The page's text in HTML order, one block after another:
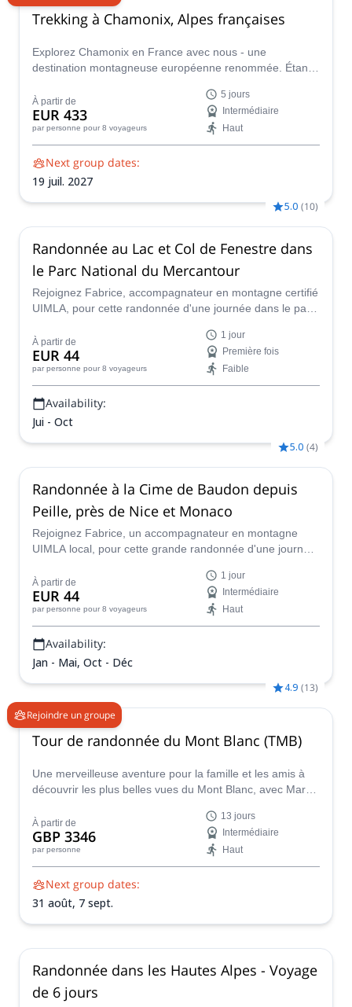
Trekking à Chamonix, Alpes françaises
Explorez Chamonix en France avec nous - une
destination montagneuse européenne renommée. Étant
être difficile de savoir par où commencer. C'est là que
nos guides de trekking experts interviennent. Nous vous
guiderons à travers une sélection soigneusement choisie
des meilleures randonnées de la région, adaptées à votre
niveau de forme physique et à vos intérêts.
À partir de
EUR 433
par personne pour 8 voyageurs
5 jours
Intermédiaire
Haut
Next group dates:
19 juil. 2027
5.0 (10)
Randonnée au Lac et Col de Fenestre dans
le Parc National du Mercantour
Rejoignez Fabrice, accompagnateur en montagne certifié
UIMLA, pour cette randonnée d'une journée dans le parc
explorant la magnifique région du lac et du col de
Fenestre.
À partir de
EUR 44
par personne pour 8 voyageurs
1 jour
Première fois
Faible
Availability:
Jui - Oct
5.0 (4)
Randonnée à la Cime de Baudon depuis
Peille, près de Nice et Monaco
Rejoignez Fabrice, un accompagnateur en montagne
UIMLA local, pour cette grande randonnée d'une journée
départ du village médiéval de Peille, près de Nice, dans la
belle région de Provence.
À partir de
EUR 44
par personne pour 8 voyageurs
1 jour
Intermédiaire
Haut
Availability:
Jan - Mai, Oct - Déc
Rejoindre un groupe
4.9 (13)
Tour de randonnée du Mont Blanc (TMB)
Une merveilleuse aventure pour la famille et les amis à
découvrir les plus belles vues du Mont Blanc, avec Mark,
À partir de
GBP 3346
par personne
13 jours
Intermédiaire
Haut
Next group dates:
31 août, 7 sept.
Randonnée dans les Hautes Alpes - Voyage
de 6 jours